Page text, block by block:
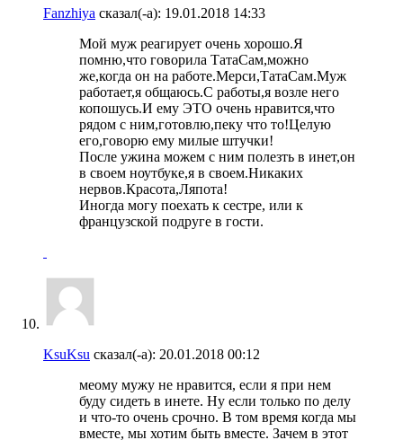
Fanzhiya сказал(-а): 19.01.2018 14:33
Мой муж реагирует очень хорошо.Я
помню,что говорила ТатаСам,можно
же,когда он на работе.Мерси,ТатаСам.Муж
работает,я общаюсь.С работы,я возле него
копошусь.И ему ЭТО очень нравится,что
рядом с ним,готовлю,пеку что то!Целую
его,говорю ему милые штучки!
После ужина можем с ним полезть в инет,он
в своем ноутбуке,я в своем.Никаких
нервов.Красота,Ляпота!
Иногда могу поехать к сестре, или к
французской подруге в гости.
KsuKsu сказал(-а): 20.01.2018 00:12
меому мужу не нравится, если я при нем
буду сидеть в инете. Ну если только по делу
и что-то очень срочно. В том время когда мы
вместе, мы хотим быть вместе. Зачем в этот